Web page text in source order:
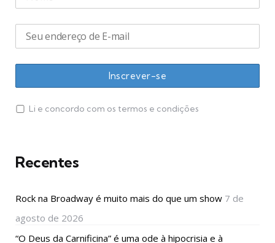
Li e concordo com os termos e condições
Recentes
Rock na Broadway é muito mais do que um show 7 de
agosto de 2026
“O Deus da Carnificina” é uma ode à hipocrisia e à